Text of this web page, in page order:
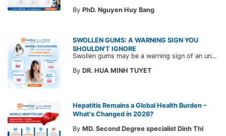
By PhD. Nguyen Huy Bang
SWOLLEN GUMS: A WARNING SIGN YOU
SHOULDN'T IGNORE
Swollen gums may be a warning sign of an underlying dental condition. Join CarePlus doctors as they explore the causes, symptoms, and the right time to see a doctor in the article below.
By DR. HUA MINH TUYET
Hepatitis Remains a Global Health Burden –
What's Changed in 2026?
By MD. Second Degree specialist Dinh Thi